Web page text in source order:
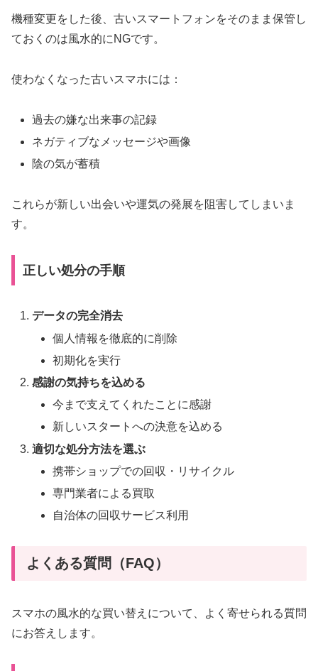
機種変更をした後、古いスマートフォンをそのまま保管し
ておくのは風水的にNGです。
使わなくなった古いスマホには：
過去の嫌な出来事の記録
ネガティブなメッセージや画像
陰の気が蓄積
これらが新しい出会いや運気の発展を阻害してしまいま
す。
正しい処分の手順
データの完全消去
個人情報を徹底的に削除
初期化を実行
感謝の気持ちを込める
今まで支えてくれたことに感謝
新しいスタートへの決意を込める
適切な処分方法を選ぶ
携帯ショップでの回収・リサイクル
専門業者による買取
自治体の回収サービス利用
よくある質問（FAQ）
スマホの風水的な買い替えについて、よく寄せられる質問
にお答えします。